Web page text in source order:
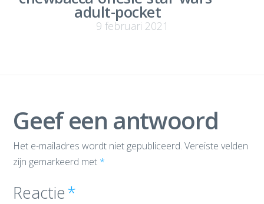
adult-pocket
9 februari 2021
Geef een antwoord
Het e-mailadres wordt niet gepubliceerd. Vereiste velden
zijn gemarkeerd met *
Reactie*